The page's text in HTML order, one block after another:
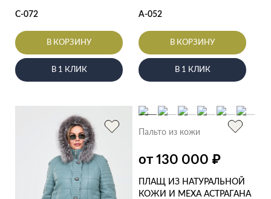
С-072
В КОРЗИНУ
В 1 КЛИК
А-052
В КОРЗИНУ
В 1 КЛИК
Пальто из кожи
от 130 000 ₽
ПЛАЩ ИЗ НАТУРАЛЬНОЙ
КОЖИ И МЕХА АСТРАГАНА